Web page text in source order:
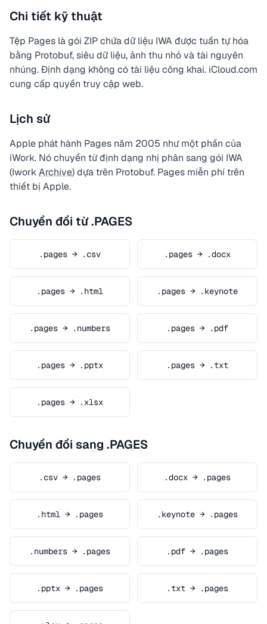
Chi tiết kỹ thuật
Tệp Pages là gói ZIP chứa dữ liệu IWA được tuần tự hóa
bằng Protobuf, siêu dữ liệu, ảnh thu nhỏ và tài nguyên
nhúng. Định dạng không có tài liệu công khai. iCloud.com
cung cấp quyền truy cập web.
Lịch sử
Apple phát hành Pages năm 2005 như một phần của
iWork. Nó chuyển từ định dạng nhị phân sang gói IWA
(IworkArchive) dựa trên Protobuf. Pages miễn phí trên
thiết bị Apple.
Chuyển đổi từ .PAGES
.pages → .csv .pages → .docx
.pages → .html .pages → .keynote
.pages → .numbers .pages → .pdf
.pages → .pptx .pages → .txt
.pages → .xlsx
Chuyển đổi sang .PAGES
.csv → .pages .docx → .pages
.html → .pages .keynote → .pages
.numbers → .pages .pdf → .pages
.pptx → .pages .txt → .pages